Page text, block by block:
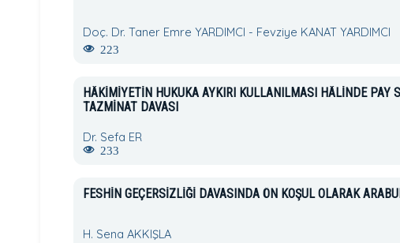
Doç. Dr. Taner Emre YARDIMCI - Fevziye KANAT YARDIMCI
223
HÂKİMİYETİN HUKUKA AYKIRI KULLANILMASI HÂLİNDE PAY
TAZMİNAT DAVASI
Dr. Sefa ER
233
FESHİN GEÇERSİZLİĞİ DAVASINDA ÖN KOŞUL OLARAK
H. Sena AKKIŞLA